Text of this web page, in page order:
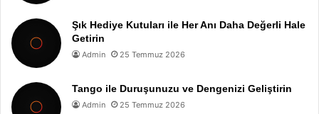
Şık Hediye Kutuları ile Her Anı Daha Değerli Hale
Getirin
Admin 25 Temmuz 2026
Tango ile Duruşunuzu ve Dengenizi Geliştirin
Admin 25 Temmuz 2026